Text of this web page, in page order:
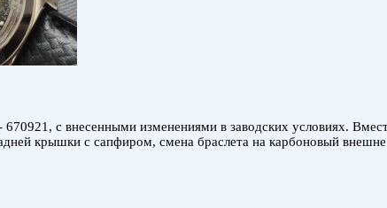
с внесенными изменениями в заводских условиях.
крышки с сапфиром, смена браслета на карбоновый